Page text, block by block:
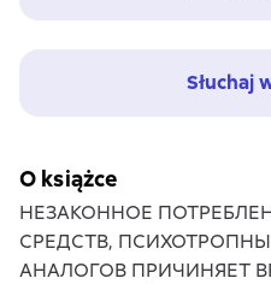
Słuchaj
O książce
НЕЗАКОННОЕ
СРЕДСТВ,
АНАЛОГОВ ПРИЧИНЯЕТ